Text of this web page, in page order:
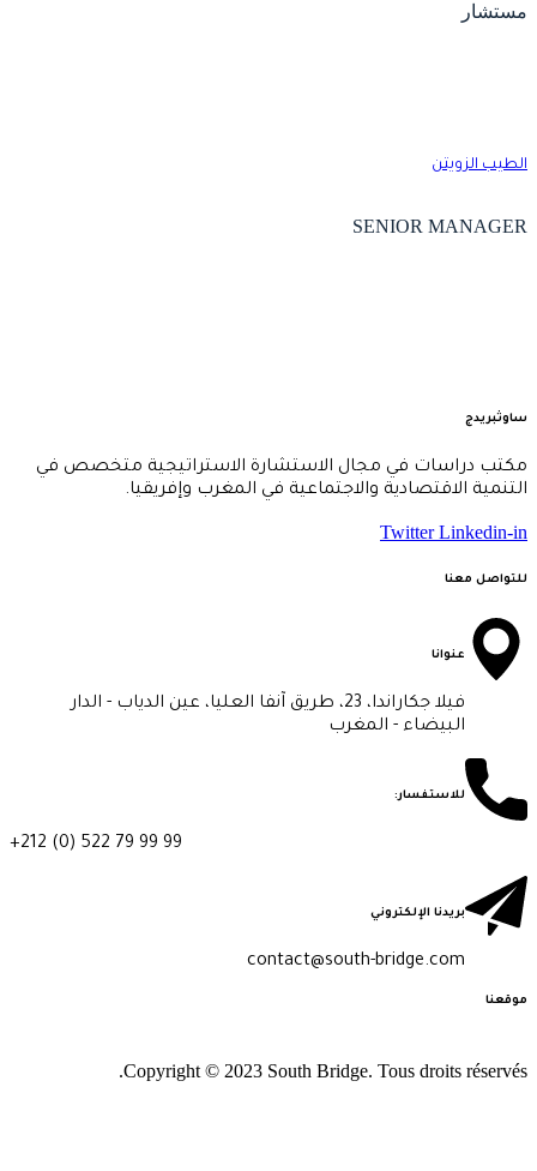
الزويتن
SENIOR
دراسات في مجال الاستشارة الاستراتيجية متخصص في
الاقتصادية والاجتماعية في المغرب وإفريقيا.
Twitter Linkedin-
معنا
عنوانا
فيلا جكاراندا، 23، طريق آنفا العليا، عين الدياب - الدار
البيضاء - المغرب
للاستفسار:
+212 (0) 522 79 99 99
بريدنا الإلكتروني
contact@south-bridge.com
Copyright © 2023 South Bridge. Tous droits